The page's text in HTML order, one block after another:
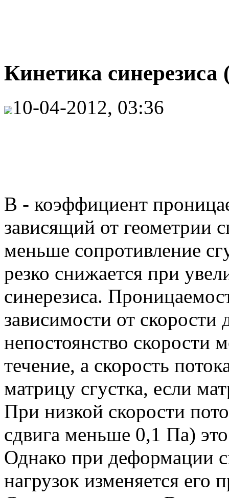
Кинетика синерезиса
10-04-2012, 03:36
В - коэффициент
зависящий от геометрии
меньше сопротивление
резко снижается при
синерезиса.
зависимости от
непостоянство скорости
течение, а скорость
матрицу сгустка, если
При низкой скорости
сдвига меньше 0,1 Па)
Однако при деформации
нагрузок изменяется его